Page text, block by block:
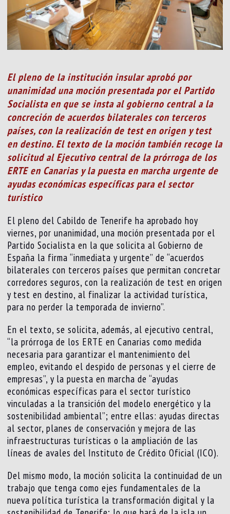
El pleno de la institución insular aprobó por
unanimidad una moción presentada por el Partido
Socialista en que se insta al gobierno central a la
concreción de acuerdos bilaterales con terceros
países, con la realización de test en origen y test
en destino. El texto de la moción también recoge la
solicitud al Ejecutivo central de la prórroga de los
ERTE en Canarias y la puesta en marcha urgente de
ayudas económicas específicas para el sector
turístico
El pleno del Cabildo de Tenerife ha aprobado hoy
viernes, por unanimidad, una moción presentada por el
Partido Socialista en la que solicita al Gobierno de
España la firma “inmediata y urgente” de “acuerdos
bilaterales con terceros países que permitan concretar
corredores seguros, con la realización de test en origen
y test en destino, al finalizar la actividad turística,
para no perder la temporada de invierno”.
En el texto, se solicita, además, al ejecutivo central,
“la prórroga de los ERTE en Canarias como medida
necesaria para garantizar el mantenimiento del
empleo, evitando el despido de personas y el cierre de
empresas”, y la puesta en marcha de “ayudas
económicas específicas para el sector turístico
vinculadas a la transición del modelo energético y la
sostenibilidad ambiental”; entre ellas: ayudas directas
al sector, planes de conservación y mejora de las
infraestructuras turísticas o la ampliación de las
líneas de avales del Instituto de Crédito Oficial (ICO).
Del mismo modo, la moción solicita la continuidad de un
trabajo que tenga como ejes fundamentales de la
nueva política turística la transformación digital y la